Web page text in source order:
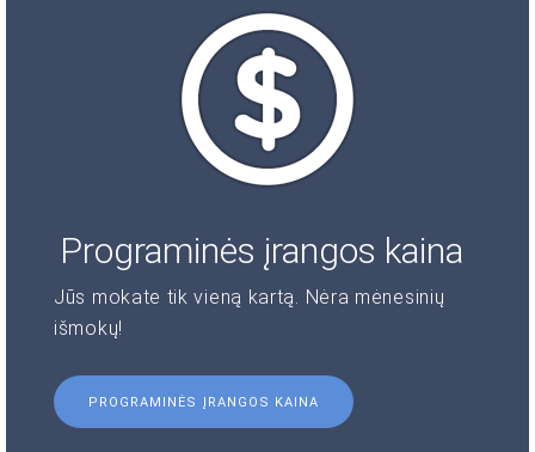
Programinės įrangos kaina
Jūs mokate tik vieną kartą. Nėra mėnesinių
išmokų!
PROGRAMINĖS ĮRANGOS KAINA